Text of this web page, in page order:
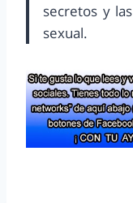
secretos y
sexual.